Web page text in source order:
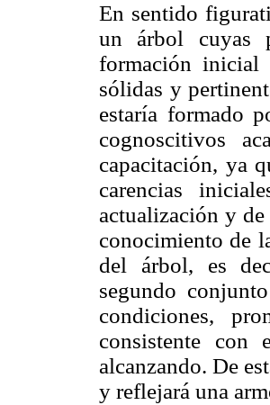
En sentido
un árbol cuyas
formación inicial
sólidas y
estaría formado
cognoscitivos
capacitación, ya
carencias
actualización y
conocimiento de
del árbol, es
segundo
condiciones,
consistente con
alcanzando. De
y reflejará una